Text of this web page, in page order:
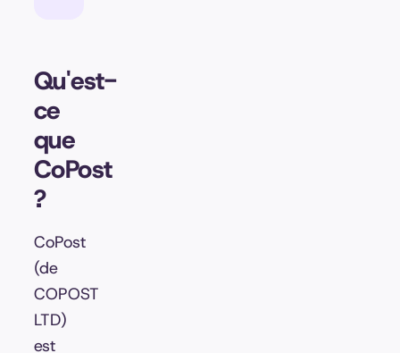
Qu'est-
ce
que
CoPost
?
CoPost
(de
COPOST
LTD)
est